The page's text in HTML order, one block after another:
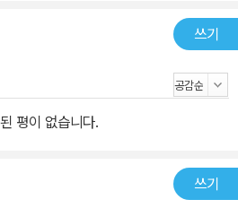
도 개념을 갖추지 못해 고학년까지 힘든
록 기획했습니다. 문단을 처음 쓰는 친
이 문단 수레바퀴도 만들었어요. 가운데
를 담은 중심 문장을 써요. 주변 2~3번
명하거나 이유를 드는 뒷받침 문장을
단… 긴 글도 쉽게 술술 쓸 수 있어요. 내
되는 건 물론이고요. ■ 3 완성책
쓰기
평이 없습니다.
쓰기